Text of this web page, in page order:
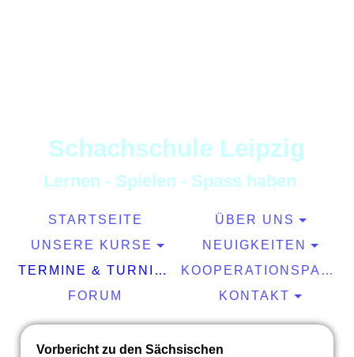
Schachschule Leipzig
Lernen - Spielen - Spass haben
STARTSEITE
ÜBER UNS
UNSERE KURSE
NEUIGKEITEN
TERMINE & TURNIERE
KOOPERATIONSPARTNER
FORUM
KONTAKT
Vorbericht zu den Sächsischen